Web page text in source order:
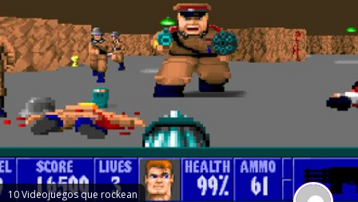
10 Videojuegos que rockean